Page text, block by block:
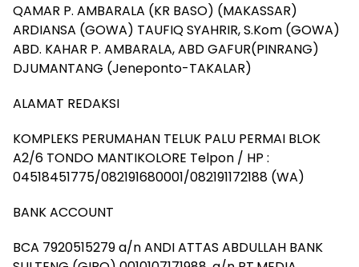
QAMAR P. AMBARALA (KR BASO) (MAKASSAR)
ARDIANSA (GOWA) TAUFIQ SYAHRIR, S.Kom (GOWA)
ABD. KAHAR P. AMBARALA, ABD GAFUR(PINRANG)
DJUMANTANG (Jeneponto-TAKALAR)
ALAMAT REDAKSI
KOMPLEKS PERUMAHAN TELUK PALU PERMAI BLOK
A2/6 TONDO MANTIKOLORE Telpon / HP :
04518451775/082191680001/082191172188 (WA)
BANK ACCOUNT
BCA 7920515279 a/n ANDI ATTAS ABDULLAH BANK